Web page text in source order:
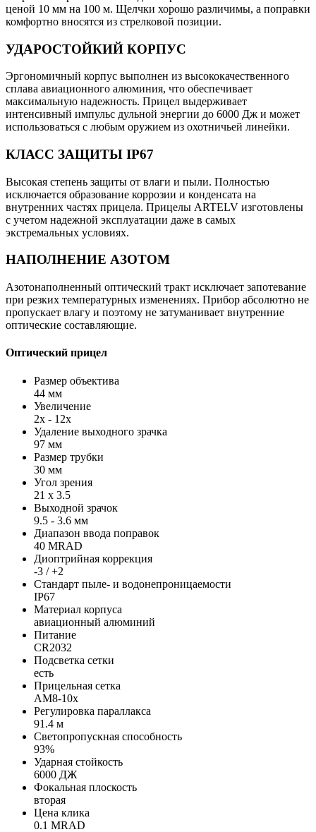
ценой 10 мм на 100 м. Щелчки хорошо различимы, а поправки
комфортно вносятся из стрелковой позиции.
УДАРОСТОЙКИЙ КОРПУС
Эргономичный корпус выполнен из высококачественного
сплава авиационного алюминия, что обеспечивает
максимальную надежность. Прицел выдерживает
интенсивный импульс дульной энергии до 6000 Дж и может
использоваться с любым оружием из охотничьей линейки.
КЛАСС ЗАЩИТЫ IP67
Высокая степень защиты от влаги и пыли. Полностью
исключается образование коррозии и конденсата на
внутренних частях прицела. Прицелы ARTELV изготовлены
с учетом надежной эксплуатации даже в самых
экстремальных условиях.
НАПОЛНЕНИЕ АЗОТОМ
Азотонаполненный оптический тракт исключает запотевание
при резких температурных изменениях. Прибор абсолютно не
пропускает влагу и поэтому не затуманивает внутренние
оптические составляющие.
Оптический прицел
Размер объектива
44 мм
Увеличение
2x - 12x
Удаление выходного зрачка
97 мм
Размер трубки
30 мм
Угол зрения
21 x 3.5
Выходной зрачок
9.5 - 3.6 мм
Диапазон ввода поправок
40 MRAD
Диоптрийная коррекция
-3 / +2
Стандарт пыле- и водонепроницаемости
IP67
Материал корпуса
авиационный алюминий
Питание
CR2032
Подсветка сетки
есть
Прицельная сетка
AM8-10x
Регулировка параллакса
91.4 м
Светопропускная способность
93%
Ударная стойкость
6000 ДЖ
Фокальная плоскость
вторая
Цена клика
0.1 MRAD